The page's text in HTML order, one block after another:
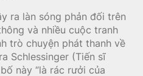
ra làn sóng phản đối trên
và nhiều cuộc tranh
trò chuyện phát thanh về
Schlessinger (Tiến sĩ
này “là rác rưởi của